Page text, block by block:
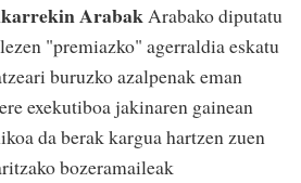
ArabakArabako diputatu
"premiazko" agerraldia eskatu
buruzko azalpenak eman
exekutiboa jakinaren gainean
da berak kargua hartzen zuen
bozeramaileak